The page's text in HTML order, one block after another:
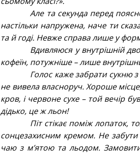
Але та секунда перед
настільки напружена, наче ти
та й годі. Невже справа лише у
Вдивляюся у внутрішній
кофеїн, потужніше – лише
Голос каже забрати сукню
не вивела власноруч. Хороше
кров, і червоне сухе – той вечір
дідько, це ж льон!
Піт стікає поміж лопаток,
сонцезахисним кремом. Не
чаю з м’ятою та льодом.